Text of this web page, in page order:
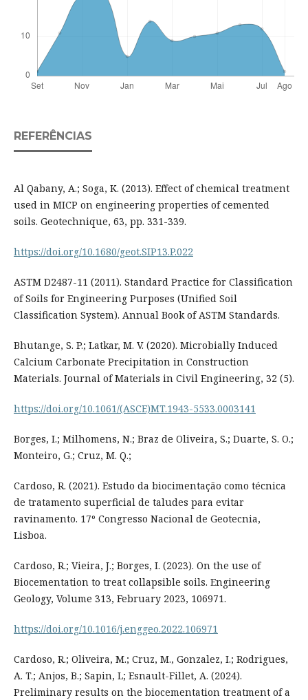
REFERÊNCIAS
Al Qabany, A.; Soga, K. (2013). Effect of chemical treatment
used in MICP on engineering properties of cemented
soils. Geotechnique, 63, pp. 331-339.
https://doi.org/10.1680/geot.SIP13.P.022
ASTM D2487-11 (2011). Standard Practice for Classification
of Soils for Engineering Purposes (Unified Soil
Classification System). Annual Book of ASTM Standards.
Bhutange, S. P.; Latkar, M. V. (2020). Microbially Induced
Calcium Carbonate Precipitation in Construction
Materials. Journal of Materials in Civil Engineering, 32 (5).
https://doi.org/10.1061/(ASCE)MT.1943-5533.0003141
Borges, I.; Milhomens, N.; Braz de Oliveira, S.; Duarte, S. O.;
Monteiro, G.; Cruz, M. Q.;
Cardoso, R. (2021). Estudo da biocimentação como técnica
de tratamento superficial de taludes para evitar
ravinamento. 17º Congresso Nacional de Geotecnia,
Lisboa.
Cardoso, R.; Vieira, J.; Borges, I. (2023). On the use of
Biocementation to treat collapsible soils. Engineering
Geology, Volume 313, February 2023, 106971.
https://doi.org/10.1016/j.enggeo.2022.106971
Cardoso, R.; Oliveira, M.; Cruz, M., Gonzalez, I.; Rodrigues,
A. T.; Anjos, B.; Sapin, L; Esnault-Fillet, A. (2024).
Preliminary results on the biocementation treatment of a